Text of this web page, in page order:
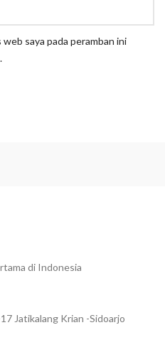
web saya pada peramban ini
di Indonesia
Jatikalang Krian -Sidoarjo